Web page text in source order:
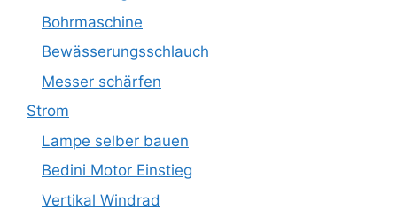
Bohrmaschine
Bewässerungsschlauch
Messer schärfen
Strom
Lampe selber bauen
Bedini Motor Einstieg
Vertikal Windrad